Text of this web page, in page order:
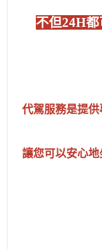
不但24H都
代駕服務是提
讓您可以安心